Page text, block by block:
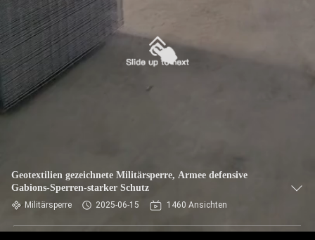
NACHRICHTEN
BITTE UM
EIN
ANGEBOT
DATENSCHUTZRICHTLINIE
Geotextilien gezeichnete Militärsperre, Armee defensive
Gabions-Sperren-starker Schutz
Militärsperre 2025-06-15 1460 Ansichten